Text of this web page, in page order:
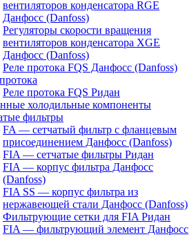
вентиляторов конденсатора RGE
Данфосс (Danfoss)
Регуляторы скорости вращения
вентиляторов конденсатора XGE
Данфосс (Danfoss)
Реле протока FQS Данфосс (Danfoss)
Реле протока FQS Ридан
холодильные компоненты
фильтры
FA — сетчатый фильтр с фланцевым
присоединением Данфосс (Danfoss)
FIA — сетчатые фильтры Ридан
FIA — корпус фильтра Данфосс
(Danfoss)
FIA SS — корпус фильтра из
нержавеющей стали Данфосс (Danfoss)
Фильтрующие сетки для FIA Ридан
FIA — фильтрующий элемент Данфосс